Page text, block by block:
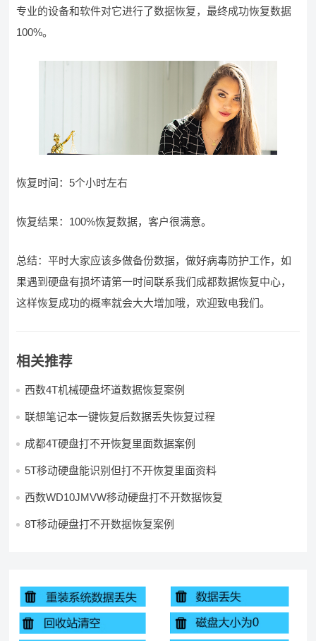
专业的设备和软件对它进行了数据恢复，最终成功恢复数据
100%。
恢复时间：5个小时左右
恢复结果：100%恢复数据，客户很满意。
总结：平时大家应该多做备份数据，做好病毒防护工作，如
果遇到硬盘有损坏请第一时间联系我们成都数据恢复中心，
这样恢复成功的概率就会大大增加哦，欢迎致电我们。
相关推荐
西数4T机械硬盘坏道数据恢复案例
联想笔记本一键恢复后数据丢失恢复过程
成都4T硬盘打不开恢复里面数据案例
5T移动硬盘能识别但打不开恢复里面资料
西数WD10JMVW移动硬盘打不开数据恢复
8T移动硬盘打不开数据恢复案例